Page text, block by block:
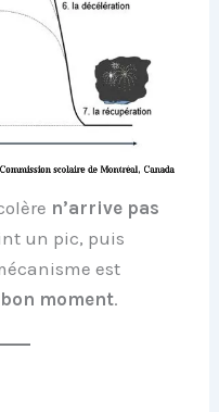
n’arrive pas
un pic, puis
est
moment.